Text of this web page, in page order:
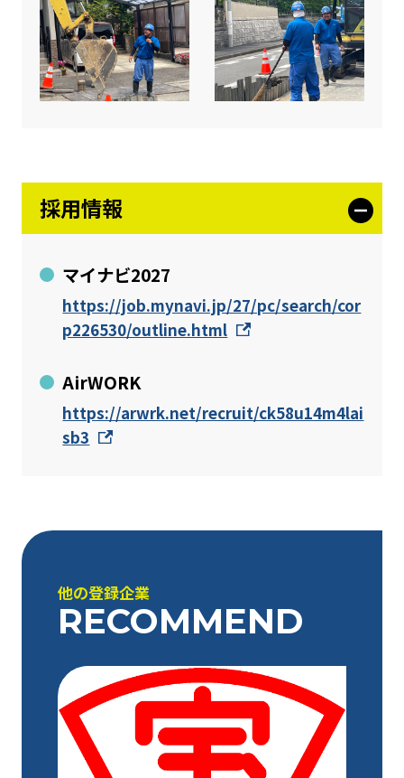
採用情報
マイナビ2027
https://job.mynavi.jp/27/pc/search/cor
p226530/outline.html
AirWORK
https://arwrk.net/recruit/ck58u14m4lai
sb3
他の登録企業
RECOMMEND